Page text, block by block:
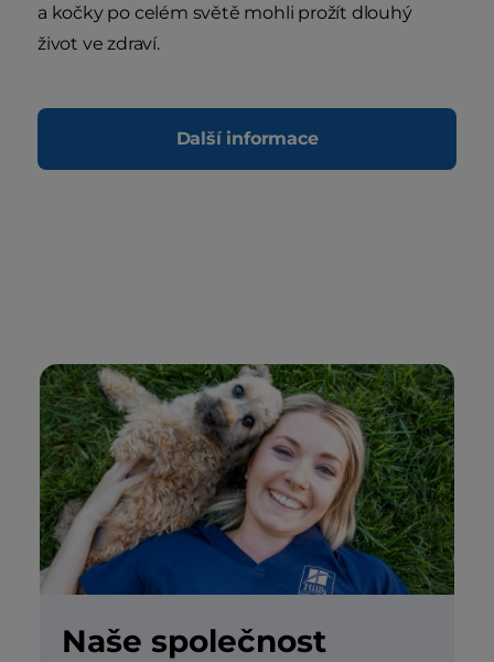
a kočky po celém světě mohli prožít dlouhý
život ve zdraví.
Další informace
Naše společnost